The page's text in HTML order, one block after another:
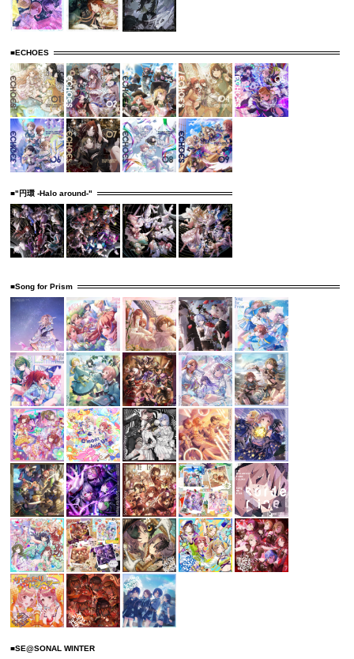
■ECHOES
■"円環 -Halo around-"
■Song for Prism
■SE@SONAL WINTER